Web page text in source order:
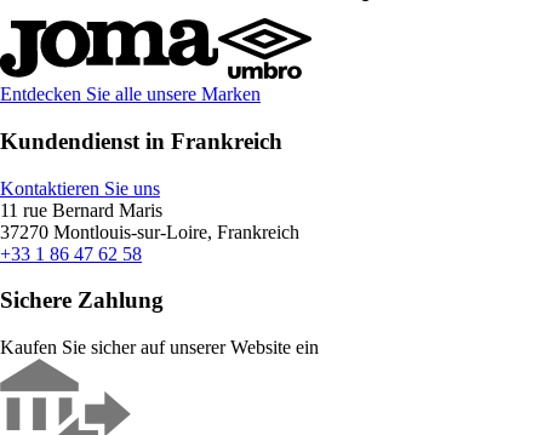
Entdecken Sie alle unsere Marken
Kundendienst in Frankreich
Kontaktieren Sie uns
11 rue Bernard Maris
37270 Montlouis-sur-Loire, Frankreich
+33 1 86 47 62 58
Sichere Zahlung
Kaufen Sie sicher auf unserer Website ein